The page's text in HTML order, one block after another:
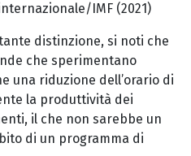
IMF (2021)
distinzione, si noti che
che sperimentano
una riduzione dell’orario di
la produttività dei
il che non sarebbe un
di un programma di